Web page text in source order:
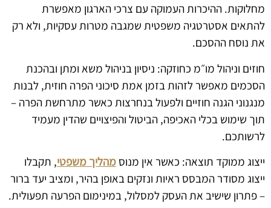
מחלוקות. ההיכרות העמוקה עם צרכי הארגון מאפשרת
להתאים אסטרטגיה משפטית שמגבה מטרות עסקיות, ולא רק
את נוסח ההסכם.
חוזים וניהול מו״מ כחוזקה: ניסיון בניהול משא ומתן ובהכנת
הסכמים מאפשר לזהות בזמן אמת סיכוני הפרה חוזית, לבנות
מנגנוני הגנה חוזיים ולפעול בנחרצות כאשר מתרחשת הפרה –
תוך שימוש בכלי האכיפה, הביטול והפיצויים שהדין מעמיד
לרשותכם.
ייצוג ממוקד תוצאה: כאשר אין מנוס מהליך משפטי, תקבלו
ייצוג מסודר המבסס ראיות ונזקים באופן בהיר, ומציב יעד ברור
– פתרון שישיב את העסק למסלול, במינימום הפרעה תפעולית.